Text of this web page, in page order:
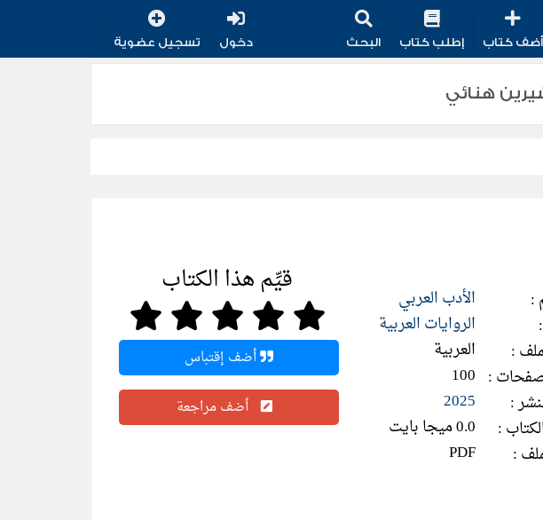
أضف كتاب إطلب كتاب البحث دخول تسجيل عضوية
هنائي
:
الأدب العربي
الروايات العربية
:
العربية
:
100
:
2025
:
0.0 ميجا بايت
:
PDF
قيِّم هذا الكتاب
أضف إقتباس
أضف مراجعة